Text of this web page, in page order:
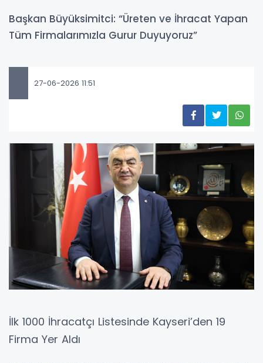
Başkan Büyüksimitci: “Üreten ve İhracat Yapan
Tüm Firmalarımızla Gurur Duyuyoruz”
27-06-2026 11:51
İlk 1000 İhracatçı Listesinde Kayseri’den 19
Firma Yer Aldı